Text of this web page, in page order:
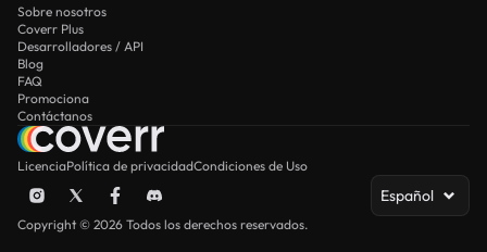
Sobre nosotros
Coverr Plus
Desarrolladores / API
Blog
FAQ
Promociona
Contáctanos
LicenciaPolítica de privacidadCondiciones de Uso
Español
Copyright © 2026 Todos los derechos reservados.